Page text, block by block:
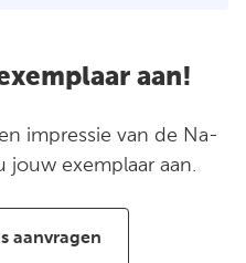
aan!
impressie van de Na-
jouw exemplaar aan.
aanvragen